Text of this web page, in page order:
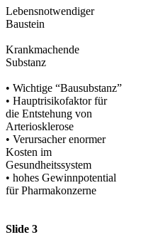
Lebensnotwendiger
Baustein
Krankmachende
Substanz
• Wichtige “Bausubstanz”
• Hauptrisikofaktor für
die Entstehung von
Arteriosklerose
• Verursacher enormer
Kosten im
Gesundheitssystem
• hohes Gewinnpotential
für Pharmakonzerne
Slide 3